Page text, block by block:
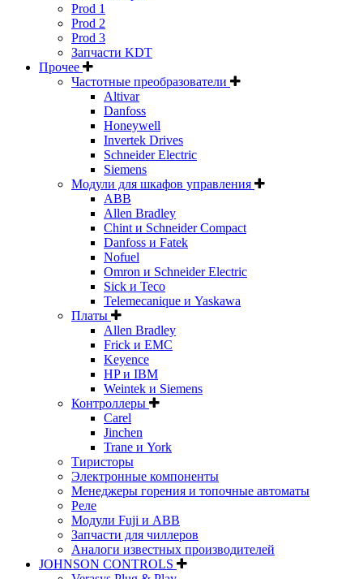
Prod 1
Prod 2
Prod 3
Запчасти KDT
Прочее
Частотные преобразователи
Altivar
Danfoss
Honeywell
Invertek Drives
Schneider Electric
Siemens
Модули для шкафов управления
ABB
Allen Bradley
Chint и Schneider Compact
Danfoss и Fatek
Nofuel
Omron и Schneider Electric
Sick и Teco
Telemecanique и Yaskawa
Платы
Allen Bradley
Frick и EMC
Keyence
HP и IBM
Weintek и Siemens
Контроллеры
Carel
Jinchen
Trane и York
Тиристоры
Электронные компоненты
Менеджеры горения и топочные автоматы
Реле
Модули Fuji и ABB
Запчасти для чиллеров
Аналоги известных производителей
JOHNSON CONTROLS